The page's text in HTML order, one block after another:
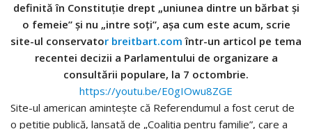
definită în Constituție drept „uniunea dintre un bărbat și
o femeie” și nu „intre soți”, așa cum este acum, scrie
site-ul conservator breitbart.com într-un articol pe tema
recentei decizii a Parlamentului de organizare a
consultării populare, la 7 octombrie.
https://youtu.be/E0gIOwu8ZGE
Site-ul american amintește că Referendumul a fost cerut de
o petiție publică, lansată de „Coaliția pentru familie”, care a